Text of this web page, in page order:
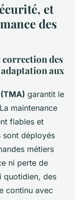
et
des
correction des
aux
garantit le
maintenance
fiables et
sont déployés
métiers
ni perte de
quotidien, des
continu avec